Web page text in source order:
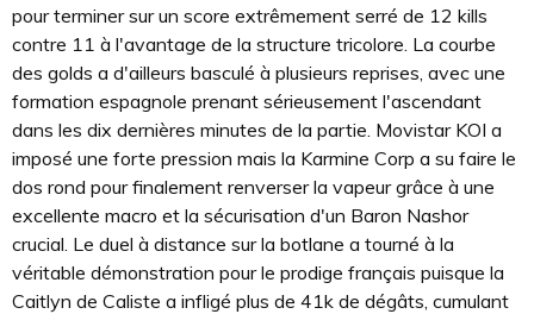
pour terminer sur un score extrêmement serré de 12 kills
contre 11 à l'avantage de la structure tricolore. La courbe
des golds a d'ailleurs basculé à plusieurs reprises, avec une
formation espagnole prenant sérieusement l'ascendant
dans les dix dernières minutes de la partie. Movistar KOI a
imposé une forte pression mais la Karmine Corp a su faire le
dos rond pour finalement renverser la vapeur grâce à une
excellente macro et la sécurisation d'un Baron Nashor
crucial. Le duel à distance sur la botlane a tourné à la
véritable démonstration pour le prodige français puisque la
Caitlyn de Caliste a infligé plus de 41k de dégâts, cumulant